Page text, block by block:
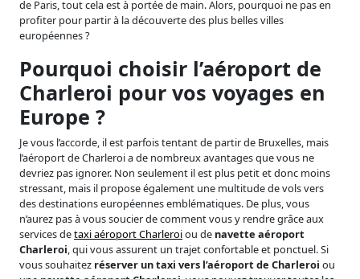
de Paris, tout cela est à portée de main. Alors, pourquoi ne pas en
profiter pour partir à la découverte des plus belles villes
européennes ?
Pourquoi choisir l’aéroport de
Charleroi pour vos voyages en
Europe ?
Je vous l’accorde, il est parfois tentant de partir de Bruxelles, mais
l’aéroport de Charleroi a de nombreux avantages que vous ne
devriez pas ignorer. Non seulement il est plus petit et donc moins
stressant, mais il propose également une multitude de vols vers
des destinations européennes emblématiques. De plus, vous
n’aurez pas à vous soucier de comment vous y rendre grâce aux
services detaxi aéroport Charleroiou de navette aéroport
Charleroi, qui vous assurent un trajet confortable et ponctuel. Si
vous souhaitez réserver un taxi vers l’aéroport de Charleroi ou